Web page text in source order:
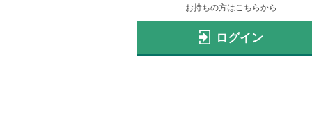
お持ちの方はこちらから
ログイン